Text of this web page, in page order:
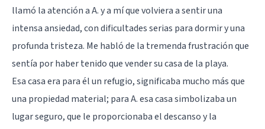
llamó la atención a A. y a mí que volviera a sentir una
intensa ansiedad, con dificultades serias para dormir y una
profunda tristeza. Me habló de la tremenda frustración que
sentía por haber tenido que vender su casa de la playa.
Esa casa era para él un refugio, significaba mucho más que
una propiedad material; para A. esa casa simbolizaba un
lugar seguro, que le proporcionaba el descanso y la